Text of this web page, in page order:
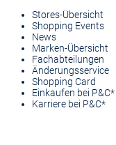
Stores-Übersicht
Shopping Events
News
Marken-Übersicht
Fachabteilungen
Änderungsservice
Shopping Card
Einkaufen bei P&C*
Karriere bei P&C*